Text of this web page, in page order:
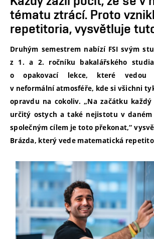
tématu ztrácí. Proto
repetitoria, vysvětluje
Druhým semestrem nabízí FSI svým
z 1. a 2. ročníku bakalářského
o opakovací lekce, které vedou
v neformální atmosféře, kde si všichni
opravdu na cokoliv. „Na začátku
určitý ostych a také nejistotu v daném
společným cílem je toto překonat,“
Brázda, který vede matematická